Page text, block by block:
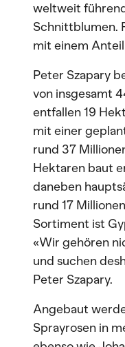
weltweit
Schnittblumen.
mit einem
Peter Szapary
von insgesamt
entfallen 19
mit einer
rund 37
Hektaren baut
daneben
rund 17
Sortiment ist
«Wir gehören
und suchen
Peter Szapary.
Angebaut
Sprayrosen in